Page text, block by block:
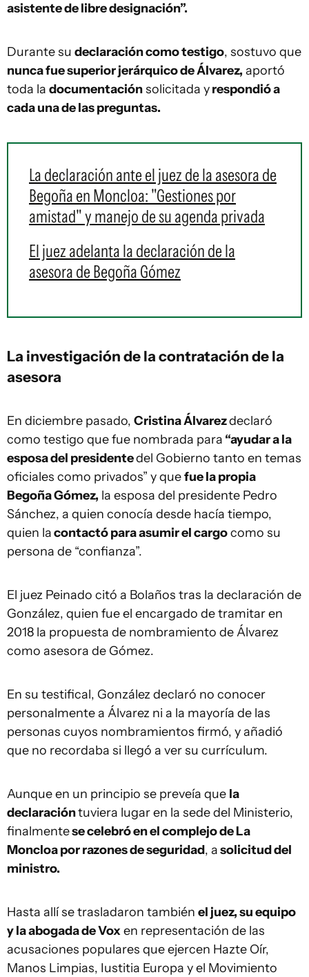
asistente de libre designación”.
Durante su declaración como testigo, sostuvo que
nunca fue superior jerárquico de Álvarez, aportó
toda la documentaciónsolicitada yrespondió a
cada una de las preguntas.
La declaración ante el juez de la asesora de
Begoña en Moncloa: "Gestiones por
amistad" y manejo de su agenda privada
El juez adelanta la declaración de la
asesora de Begoña Gómez
La investigación de la contratación de la
asesora
En diciembre pasado, Cristina Álvarezdeclaró
como testigo que fue nombrada para “ayudar a la
esposa del presidentedel Gobierno tanto en temas
oficiales como privados” y quefue la propia
Begoña Gómez, la esposa del presidente Pedro
Sánchez, a quien conocía desde hacía tiempo,
quien lacontactó para asumir el cargocomo su
persona de “confianza”.
El juez Peinado citó a Bolaños tras la declaración de
González, quien fue el encargado de tramitar en
2018 la propuesta de nombramiento de Álvarez
como asesora de Gómez.
En su testifical, González declaró no conocer
personalmente a Álvarez ni a la mayoría de las
personas cuyos nombramientos firmó, y añadió
que no recordaba si llegó a ver su currículum.
Aunque en un principio se preveía que la
declaracióntuviera lugar en la sede del Ministerio,
finalmentese celebró en el complejo de La
Moncloa por razones de seguridad, asolicitud del
ministro.
Hasta allí se trasladaron también el juez, su equipo
y la abogada de Voxen representación de las
acusaciones populares que ejercen Hazte Oír,
Manos Limpias, Iustitia Europa y el Movimiento